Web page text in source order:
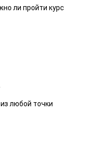
ли пройти курс
любой точки